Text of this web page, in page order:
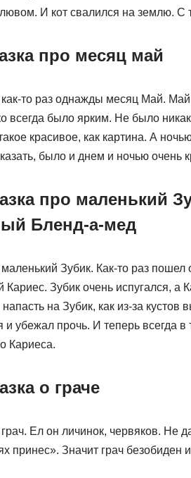
И кот свалился на землю. С
про месяц май
то раз однажды месяц Май. Май
всегда было ярким. Не было
красивое, как картина. А
было и днем и ночью очень
про маленький
Бленд-а-мед
Зубик. Как-то раз пошел
Кариес. Зубик очень испугался, а
на Зубик, как из-за
и убежал прочь. И теперь всегда
Кариеса.
о граче
Ел он личинок, червяков. Не
принес». Значит грач безобиден